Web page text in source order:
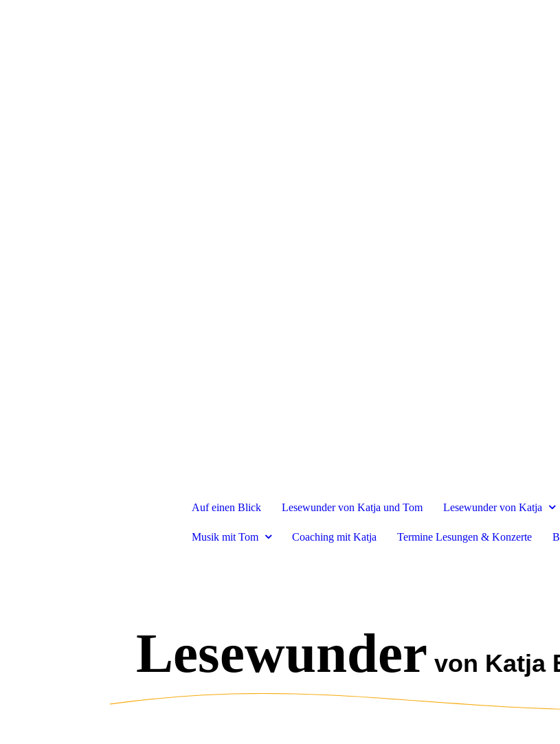
Auf einen Blick Lesewunder von Katja und Tom Lesewunder von Katja
Musik mit Tom Coaching mit Katja Termine Lesungen & Konzerte
Lesewunder von Katja